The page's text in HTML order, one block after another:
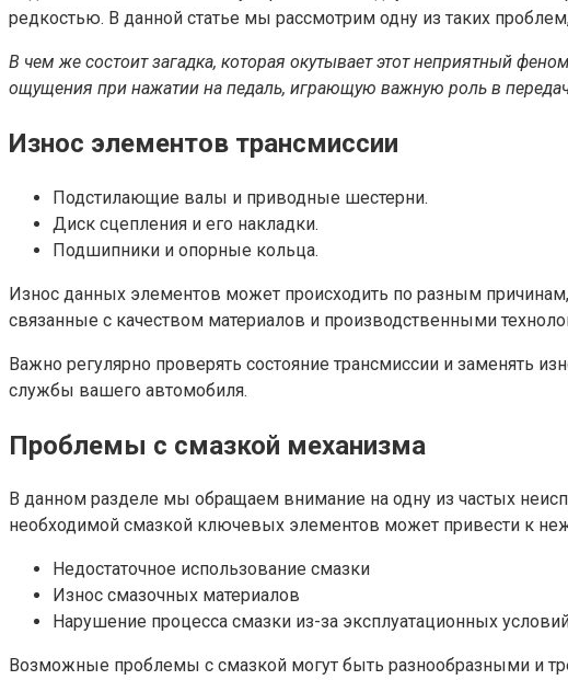
редкостью. В данной статье мы рассмотрим одну из таких
В чем же состоит загадка, которая окутывает этот неприятный
ощущения при нажатии на педаль, играющую важную роль в
Износ элементов трансмиссии
Подстилающие валы и приводные шестерни.
Диск сцепления и его накладки.
Подшипники и опорные кольца.
Износ данных элементов может происходить по разным
связанные с качеством материалов и производственными
Важно регулярно проверять состояние трансмиссии и заменять
службы вашего автомобиля.
Проблемы с смазкой механизма
В данном разделе мы обращаем внимание на одну из частых
необходимой смазкой ключевых элементов может привести к
Недостаточное использование смазки
Износ смазочных материалов
Нарушение процесса смазки из-за эксплуатационных
Возможные проблемы с смазкой могут быть разнообразными и